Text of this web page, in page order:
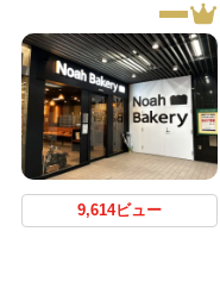
9,614ビュー